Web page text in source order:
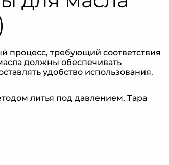
процесс, требующий соответствия
должны обеспечивать
удобство использования.
литья под давлением. Тара